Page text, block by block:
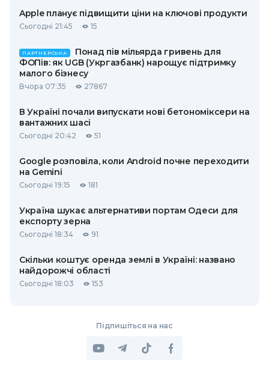
Apple планує підвищити ціни на ключові продукти
Сьогодні 21:45 15
ПАРТНЕРСЬКА
Понад пів мільярда гривень для
ФОПів: як UGB (Укргазбанк) нарощує підтримку
малого бізнесу
Вчора 07:35 27867
В Україні почали випускати нові бетономіксери на
вантажних шасі
Сьогодні 20:42 51
Google розповіла, коли Android почне переходити
на Gemini
Сьогодні 19:15 181
Україна шукає альтернативи портам Одеси для
експорту зерна
Сьогодні 18:34 91
Скільки коштує оренда землі в Україні: названо
найдорожчі області
Сьогодні 18:03 153
Підпишіться на нас